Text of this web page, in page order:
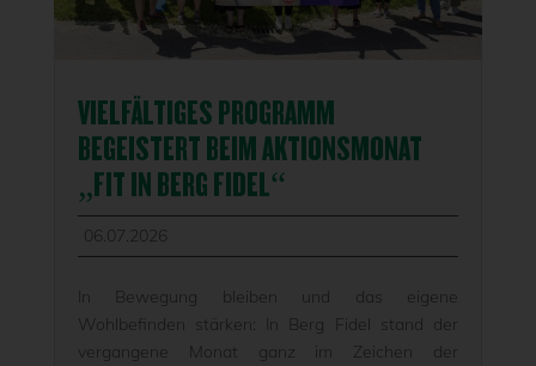
VIELFÄLTIGES PROGRAMM
BEGEISTERT BEIM AKTIONSMONAT
„FIT IN BERG FIDEL“
06.07.2026
In Bewegung bleiben und das eigene
Wohlbefinden stärken: In Berg Fidel stand der
vergangene Monat ganz im Zeichen der